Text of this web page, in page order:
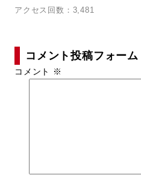
アクセス回数：3,481
コメント投稿フォーム
コメント ※